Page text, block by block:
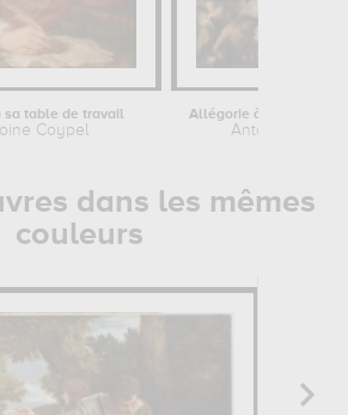
sa table de travail
Coypel Antoine Coypel
dans les mêmes
couleurs